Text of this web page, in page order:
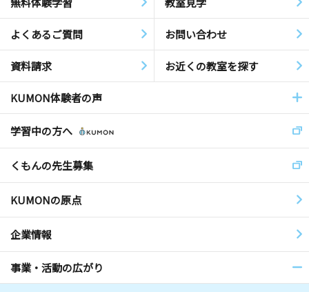
よくあるご質問 お問い合わせ
資料請求 お近くの教室を探す
KUMON体験者の声
学習中の方へ
くもんの先生募集
KUMONの原点
企業情報
事業・活動の広がり